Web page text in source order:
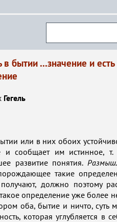
бытии ...значение и
Гегель
или в них обоих
и сообщает им истинное,
развитие понятия.
такие
должно поэтому
определение уже более
оба, бытие и ничто,
которая углубляется в